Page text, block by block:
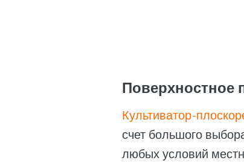
Поверхностное
Культиватор-
счет большого
любых условий